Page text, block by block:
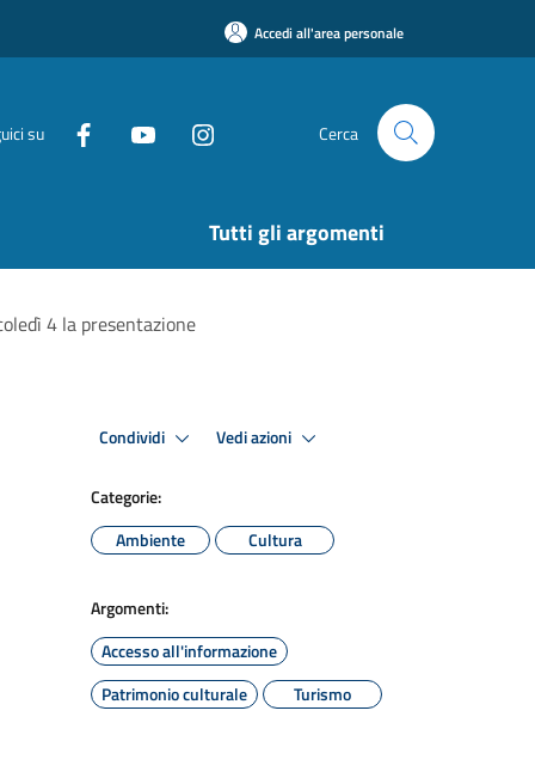
Accedi all'area personale
su Cerca
Tutti gli argomenti
4 la presentazione
Condividi Vedi azioni
Categorie:
Ambiente
Cultura
Argomenti:
Accesso all'informazione
Patrimonio culturale
Turismo